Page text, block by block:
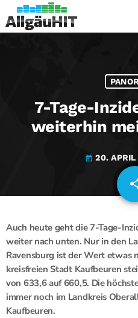
7-Tage-
weiterhin
today 20.
Auch heute geht die 7-Tage-
weiter nach unten. Nur in den
Ravensburg ist der Wert etwas
kreisfreien Stadt Kaufbeuren
von 633,6 auf 660,5. Die
immer noch im Landkreis
Kaufbeuren.